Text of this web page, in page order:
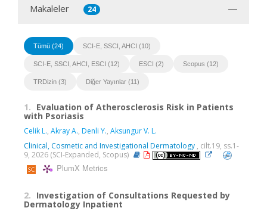
Makaleler 24
Tümü (24) SCI-E, SSCI, AHCI (10)
SCI-E, SSCI, AHCI, ESCI (12) ESCI (2) Scopus (12)
TRDizin (3) Diğer Yayınlar (11)
1. Evaluation of Atherosclerosis Risk in Patients
with Psoriasis
Celik L., Akray A., Denli Y., Aksungur V. L.
Clinical, Cosmetic and Investigational Dermatology , cilt.19, ss.1-
9, 2026 (SCI-Expanded, Scopus)
PlumX Metrics
2. Investigation of Consultations Requested by
Dermatology Inpatient